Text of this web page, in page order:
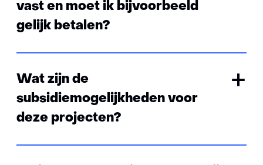
vast en moet ik bijvoorbeeld
gelijk betalen?
Wat zijn de
subsidiemogelijkheden voor
deze projecten?